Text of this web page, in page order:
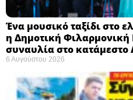
Ένα μουσικό ταξίδι στο
η Δημοτική
συναυλία στο
6 Αυγούστου 2026